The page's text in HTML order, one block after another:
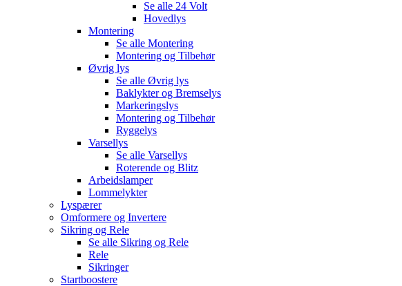
Se alle 24 Volt
Hovedlys
Montering
Se alle Montering
Montering og Tilbehør
Øvrig lys
Se alle Øvrig lys
Baklykter og Bremselys
Markeringslys
Montering og Tilbehør
Ryggelys
Varsellys
Se alle Varsellys
Roterende og Blitz
Arbeidslamper
Lommelykter
Lyspærer
Omformere og Invertere
Sikring og Rele
Se alle Sikring og Rele
Rele
Sikringer
Startboostere